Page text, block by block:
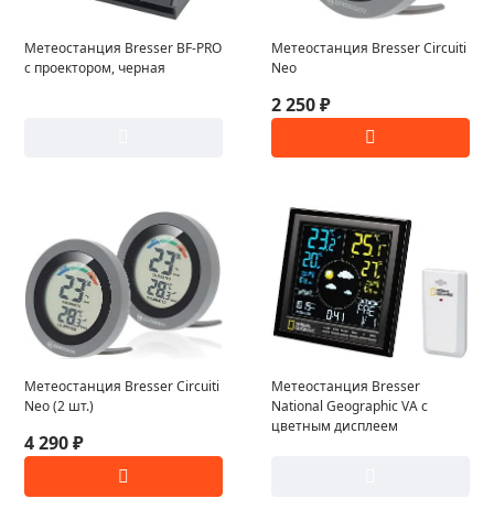
Метеостанция Bresser BF-PRO
с проектором, черная
Метеостанция Bresser Circuiti
Neo
2 250 ₽
Метеостанция Bresser Circuiti
Neo (2 шт.)
4 290 ₽
Метеостанция Bresser
National Geographic VA с
цветным дисплеем